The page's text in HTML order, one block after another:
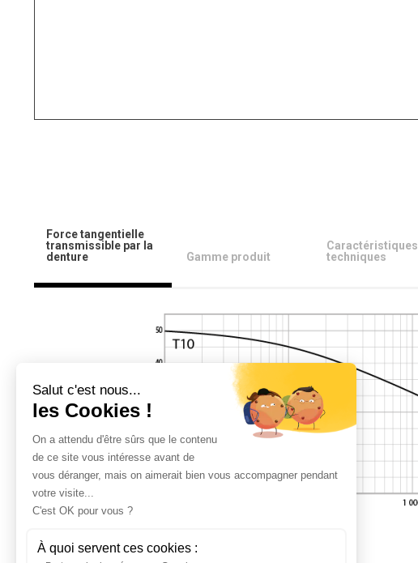
Force tangentielle
transmissible par la
denture
Gamme produit
Caractéristiques
techniques